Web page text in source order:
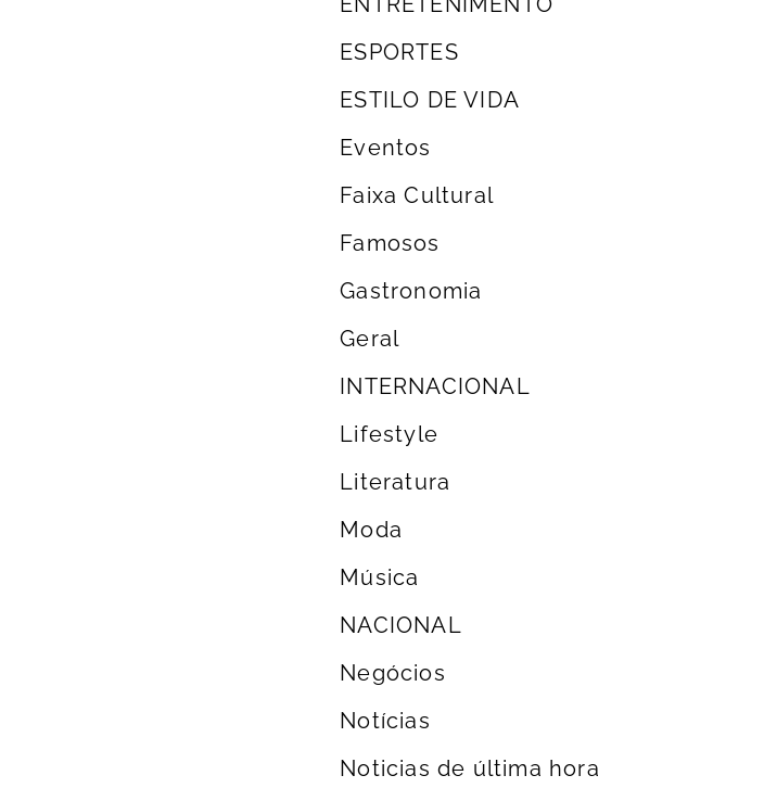
ESPORTES
ESTILO DE VIDA
Eventos
Faixa Cultural
Famosos
Gastronomia
Geral
INTERNACIONAL
Lifestyle
Literatura
Moda
Música
NACIONAL
Negócios
Notícias
Noticias de última hora